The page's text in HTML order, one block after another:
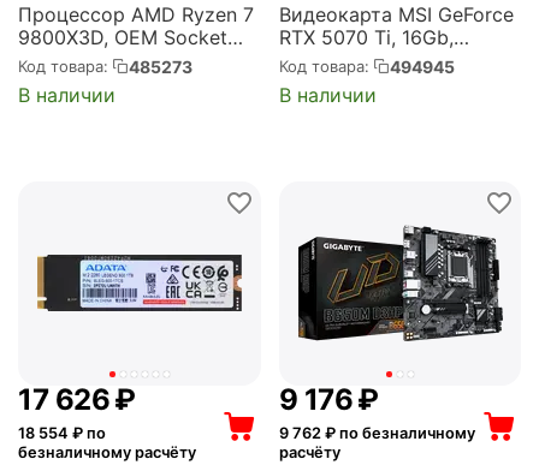
Процессор AMD Ryzen 7
9800X3D, OEM Socket
AM5, 8-ядерный, 4.7GHz,
Turbo: 5.2GHz, Granite
Ridge, Radeon Graphics,
Код товара: 485273
В наличии
Видеокарта MSI GeForce
RTX 5070 Ti, 16Gb,
G507T-16S3C GDDR7,
256bit, 3fan (RTX 5070 TI
16G SHADOW 3X OC)
Код товара: 494945
В наличии
17 626₽
18 554 ₽ по
безналичному расчёту
9 176₽
9 762₽ по безналичному
расчёту